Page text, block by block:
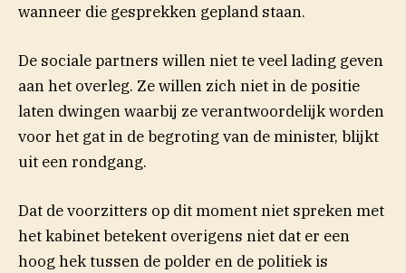
wanneer die gesprekken gepland staan.
De sociale partners willen niet te veel lading geven
aan het overleg. Ze willen zich niet in de positie
laten dwingen waarbij ze verantwoordelijk worden
voor het gat in de begroting van de minister, blijkt
uit een rondgang.
Dat de voorzitters op dit moment niet spreken met
het kabinet betekent overigens niet dat er een
hoog hek tussen de polder en de politiek is